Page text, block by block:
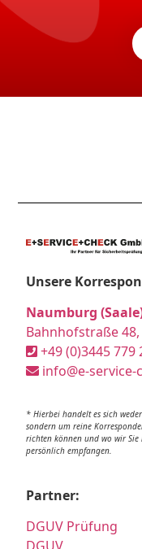
Unsere
Naumburg
Bahnhofstraße
+49 (0)3445 779
info@e-service-
* Hierbei handelt es sich
sondern um reine
richten können und wo wir
persönlich empfangen.
Partner:
DGUV Prüfung